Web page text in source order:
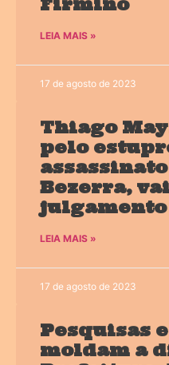
Firmino
LEIA MAIS »
17 de agosto de 2023
Thiago
pelo
Bezerra,
julgamento
LEIA MAIS »
17 de agosto de 2023
Pesquisas
moldam a